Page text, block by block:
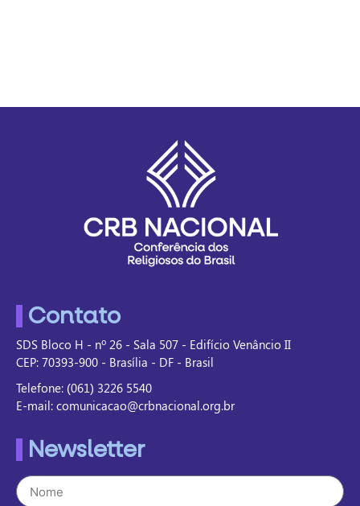
Contato
SDS Bloco H - nº 26 - Sala 507 - Edifício Venâncio II
CEP: 70393-900 - Brasília - DF - Brasil
Telefone: (061) 3226 5540
E-mail: comunicacao@crbnacional.org.br
Newsletter